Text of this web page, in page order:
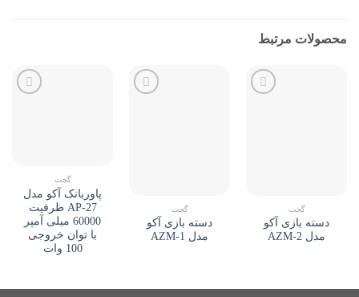
محصولات مرتبط
گجت
دسته بازی آکو
مدل AZM-2
گجت
دسته بازی آکو
مدل AZM-1
گجت
پاوربانک آکو مدل
AP-27 ظرفیت
60000 میلی آمپر
با توان خروجی
100 وات